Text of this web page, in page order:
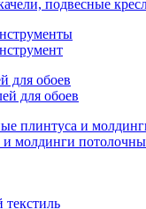
подвесные
для обоев
для обоев
плинтуса и
и молдинги